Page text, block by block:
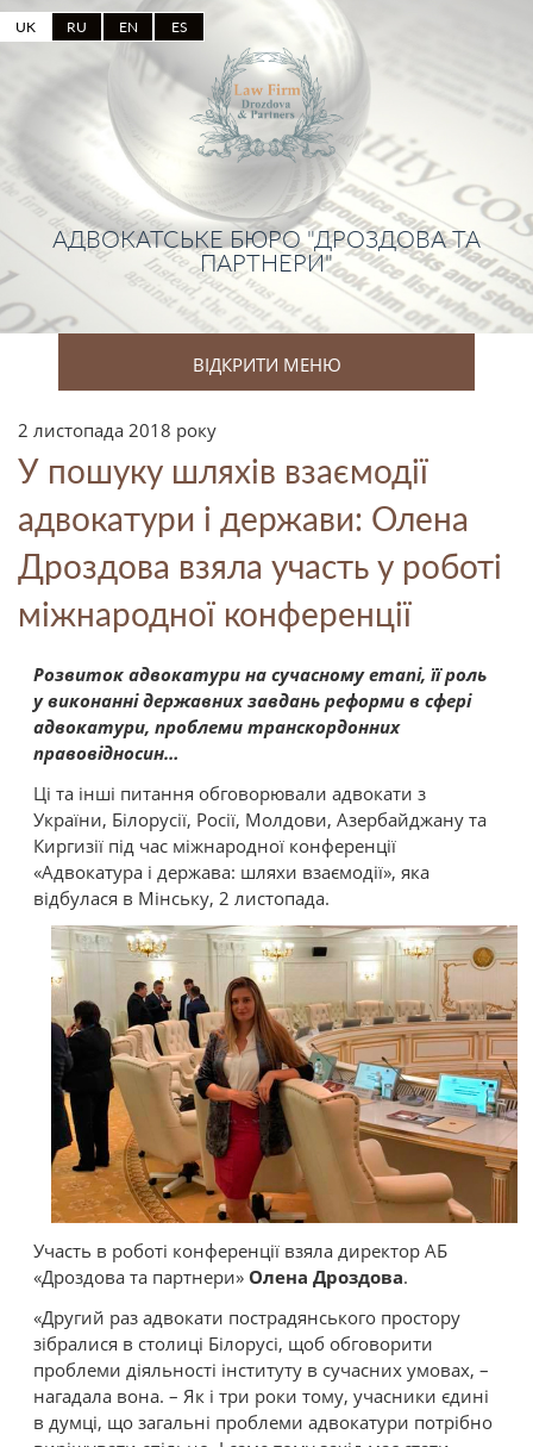
UK RU EN ES
АДВОКАТСЬКЕ БЮРО "ДРОЗДОВА ТА
ПАРТНЕРИ"
ВІДКРИТИ МЕНЮ
2 листопада 2018 року
У пошуку шляхів взаємодії
адвокатури і держави: Олена
Дроздова взяла участь у роботі
міжнародної конференції
Розвиток адвокатури на сучасному етапі, її роль
у виконанні державних завдань реформи в сфері
адвокатури, проблеми транскордонних
правовідносин…
Ці та інші питання обговорювали адвокати з
України, Білорусії, Росії, Молдови, Азербайджану та
Киргизії під час міжнародної конференції
«Адвокатура і держава: шляхи взаємодії», яка
відбулася в Мінську, 2 листопада.
Участь в роботі конференції взяла директор АБ
«Дроздова та партнери» Олена Дроздова.
«Другий раз адвокати пострадянського простору
зібралися в столиці Білорусі, щоб обговорити
проблеми діяльності інституту в сучасних умовах, –
нагадала вона. – Як і три роки тому, учасники єдині
в думці, що загальні проблеми адвокатури потрібно